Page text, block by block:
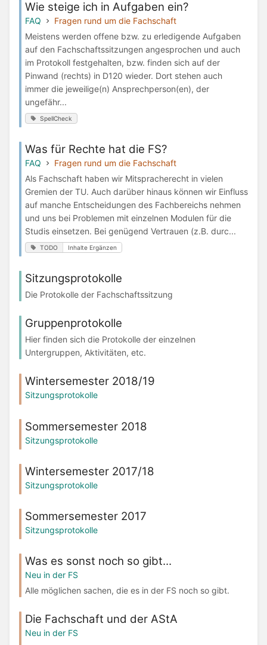
Wie steige ich in Aufgaben ein?
FAQ
Fragen rund um die Fachschaft
Meistens werden offene bzw. zu erledigende Aufgaben
auf den Fachschaftssitzungen angesprochen und auch
im Protokoll festgehalten, bzw. finden sich auf der
Pinwand (rechts) in D120 wieder. Dort stehen auch
immer die jeweilige(n) Ansprechperson(en), der
ungefähr...
SpellCheck
Was für Rechte hat die FS?
FAQ
Fragen rund um die Fachschaft
Als Fachschaft haben wir Mitspracherecht in vielen
Gremien der TU. Auch darüber hinaus können wir Einfluss
auf manche Entscheidungen des Fachbereichs nehmen
und uns bei Problemen mit einzelnen Modulen für die
Studis einsetzen. Bei genügend Vertrauen (z.B. durc...
TODO Inhalte Ergänzen
Sitzungsprotokolle
Die Protokolle der Fachschaftssitzung
Gruppenprotokolle
Hier finden sich die Protokolle der einzelnen
Untergruppen, Aktivitäten, etc.
Wintersemester 2018/19
Sitzungsprotokolle
Sommersemester 2018
Sitzungsprotokolle
Wintersemester 2017/18
Sitzungsprotokolle
Sommersemester 2017
Sitzungsprotokolle
Was es sonst noch so gibt...
Neu in der FS
Alle möglichen sachen, die es in der FS noch so gibt.
Die Fachschaft und der AStA
Neu in der FS